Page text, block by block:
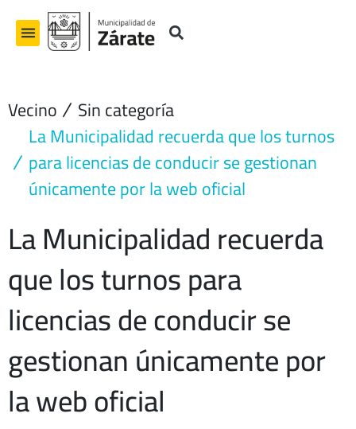
contenido
Vecino Sin categoría
La Municipalidad recuerda que los turnos
para licencias de conducir se gestionan
únicamente por la web oficial
La Municipalidad recuerda
que los turnos para
licencias de conducir se
gestionan únicamente por
la web oficial